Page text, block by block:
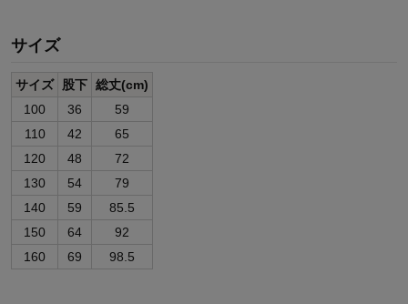
サイズ
サイズ 股下 総丈(cm)
100
36
59
110
42
65
120
48
72
130
54
79
140
59
85.5
150
64
92
160
69 98.5